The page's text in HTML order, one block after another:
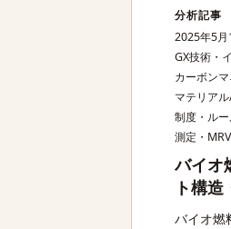
分析記事
2025年5
GX技術・
カーボン
マテリア
制度・ル
測定・MRV
バイオ
ト構
ATJ・
バイオ燃